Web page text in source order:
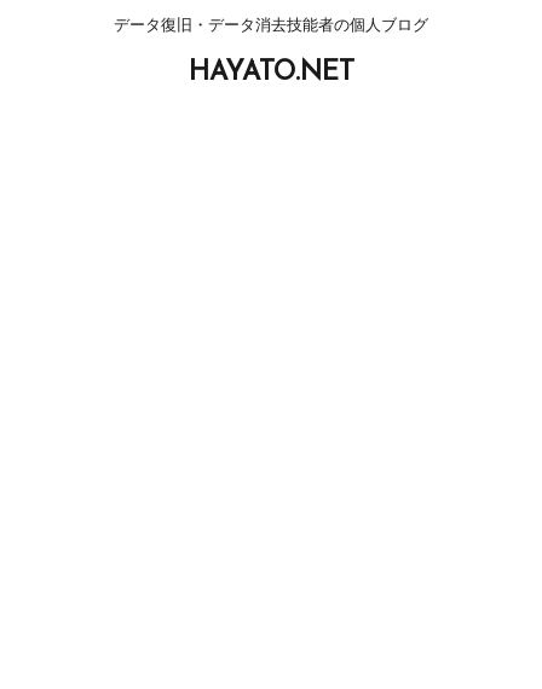
データ復旧・データ消去技能者の個人ブログ
HAYATO.NET